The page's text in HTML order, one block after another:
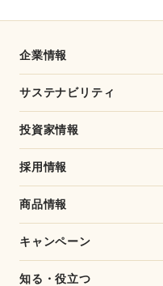
企業情報
サステナビリティ
投資家情報
採用情報
商品情報
キャンペーン
知る・役立つ